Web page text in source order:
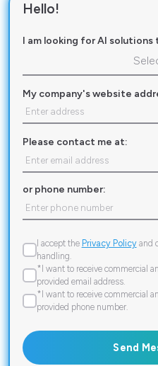
Hello!
I am looking for AI solutions
My company's website
Please contact me at:
or phone number:
I accept the Privacy Policyand
handling.
*I want to receive commercial
provided email address.
*I want to receive commercial
provided phone number.
Send